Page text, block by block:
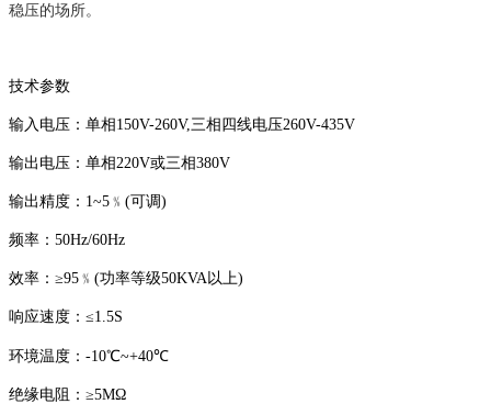
稳压的场所。
技术参数
输入电压 ： 单相150V-260V, 三相四线电压260V-435V
输出电压 ： 单相220V或三相380V
输出精度 ： 1~5 ﹪ (可调)
频率 ： 50Hz/60Hz
效率 ： ≥95 ﹪ (功率等级50KVA 以上)
响应速度 ： ≤1.5S
环境温度 ： -10℃~+40℃
绝缘电阻 ： ≥5MΩ